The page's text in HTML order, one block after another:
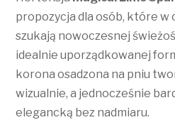
Sparkle’
propozycja dla osób, które w
szukają nowoczesnej
idealnie uporządkowanej
korona osadzona na pniu
wizualnie, a jednocześnie
elegancką bez nadmiaru.